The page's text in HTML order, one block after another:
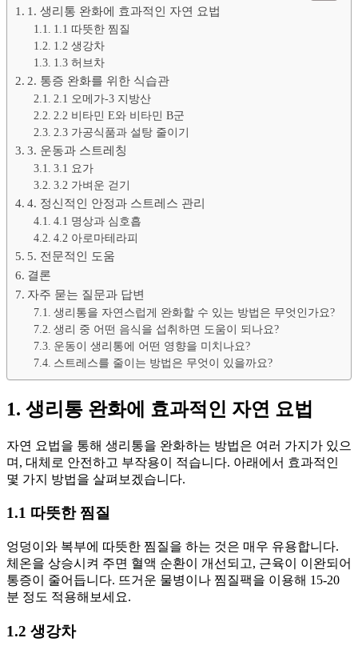
1. 생리통 완화에 효과적인 자연 요법
1.1 따뜻한 찜질
1.2 생강차
1.3 허브차
2. 통증 완화를 위한 식습관
2.1 오메가-3 지방산
2.2 비타민 E와 비타민 B군
2.3 가공식품과 설탕 줄이기
3. 운동과 스트레칭
3.1 요가
3.2 가벼운 걷기
4. 정신적인 안정과 스트레스 관리
4.1 명상과 심호흡
4.2 아로마테라피
5. 전문적인 도움
결론
자주 묻는 질문과 답변
생리통을 자연스럽게 완화할 수 있는 방법은 무엇인가요?
생리 중 어떤 음식을 섭취하면 도움이 되나요?
운동이 생리통에 어떤 영향을 미치나요?
스트레스를 줄이는 방법은 무엇이 있을까요?
1. 생리통 완화에 효과적인 자연 요법
자연 요법을 통해 생리통을 완화하는 방법은 여러 가지가 있으
며, 대체로 안전하고 부작용이 적습니다. 아래에서 효과적인
몇 가지 방법을 살펴보겠습니다.
1.1 따뜻한 찜질
엉덩이와 복부에 따뜻한 찜질을 하는 것은 매우 유용합니다.
체온을 상승시켜 주면 혈액 순환이 개선되고, 근육이 이완되어
통증이 줄어듭니다. 뜨거운 물병이나 찜질팩을 이용해 15-20
분 정도 적용해보세요.
1.2 생강차